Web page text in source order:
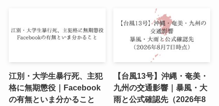
江別・大学生暴行死、主犯
格に無期懲役｜Facebook
の有無といま分かること
【台風13号】沖縄・奄美・
九州の交通影響｜暴風・大
雨と公式確認先（2026年8